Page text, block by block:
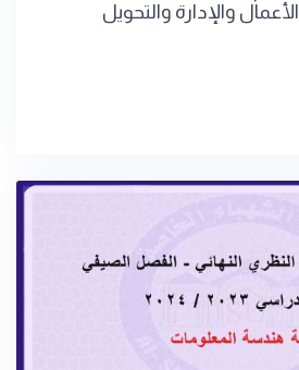
المعلومات وكلية الأعمال والإدارة والتحويل